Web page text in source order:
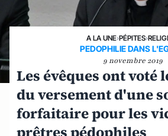
A LA UNE›PÉPITES›
PEDOPHILIE DANS
9 novembre 2019
Les évêques ont voté
du versement d'une
forfaitaire pour les